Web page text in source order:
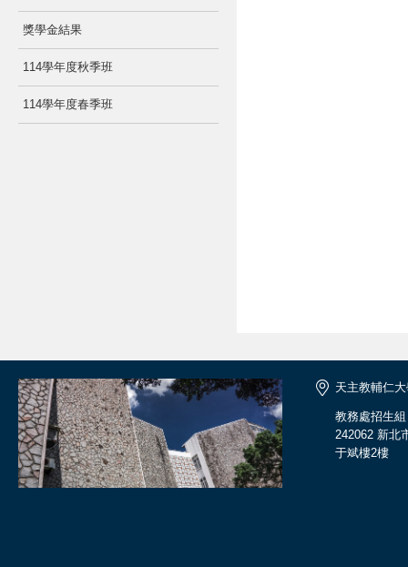
獎學金結果
114學年度秋季班
114學年度春季班
天主教輔仁
教務處招生組
242062 新北
于斌樓2樓